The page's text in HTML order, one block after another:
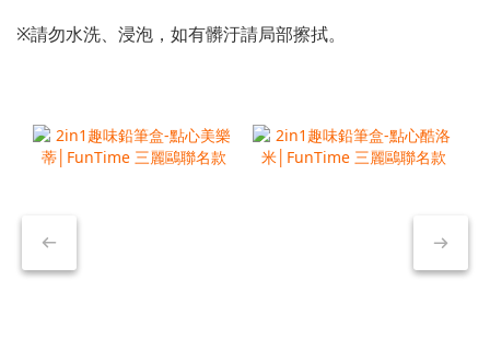
※請勿水洗、浸泡，如有髒汙請局部擦拭。